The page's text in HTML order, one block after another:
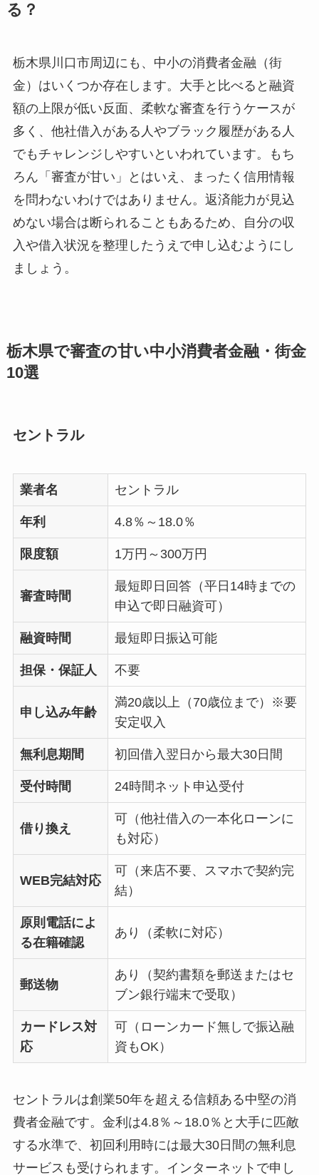
る？
栃木県川口市周辺にも、中小の消費者金融（街
金）はいくつか存在します。大手と比べると融資
額の上限が低い反面、柔軟な審査を行うケースが
多く、他社借入がある人やブラック履歴がある人
でもチャレンジしやすいといわれています。もち
ろん「審査が甘い」とはいえ、まったく信用情報
を問わないわけではありません。返済能力が見込
めない場合は断られることもあるため、自分の収
入や借入状況を整理したうえで申し込むようにし
ましょう。
栃木県で審査の甘い中小消費者金融・街金
10選
セントラル
業者名 セントラル
年利 4.8％～18.0％
限度額 1万円～300万円
審査時間
最短即日回答（平日14時までの
申込で即日融資可）
融資時間 最短即日振込可能
担保・保証人 不要
申し込み年齢
満20歳以上（70歳位まで）※要
安定収入
無利息期間 初回借入翌日から最大30日間
受付時間 24時間ネット申込受付
借り換え
可（他社借入の一本化ローンに
も対応）
WEB完結対応
可（来店不要、スマホで契約完
結）
原則電話によ
る在籍確認
あり（柔軟に対応）
郵送物
あり（契約書類を郵送またはセ
ブン銀行端末で受取）
カードレス対
応
可（ローンカード無しで振込融
資もOK）
セントラルは創業50年を超える信頼ある中堅の消
費者金融です。金利は4.8％～18.0％と大手に匹敵
する水準で、初回利用時には最大30日間の無利息
サービスも受けられます。インターネットで申し